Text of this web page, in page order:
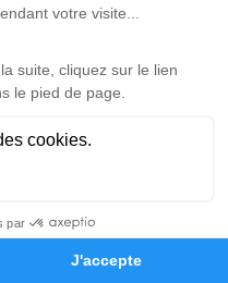
Hommages
hommage est
Je rends hommage
de Saint-Pierre-de-